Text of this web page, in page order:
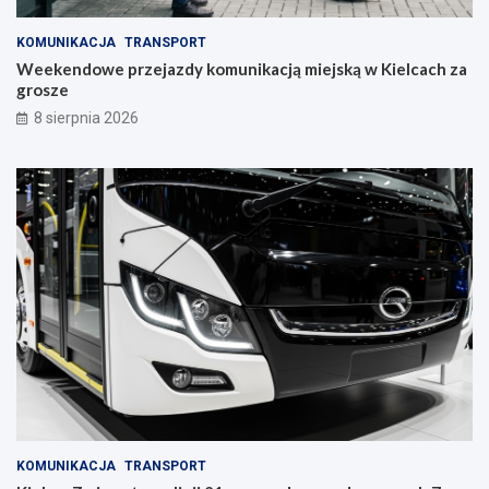
w
c
z
y
n
e
KOMUNIKACJA TRANSPORT
Weekendowe przejazdy komunikacją miejską w Kielcach za
grosze
8 sierpnia 2026
KOMUNIKACJA TRANSPORT